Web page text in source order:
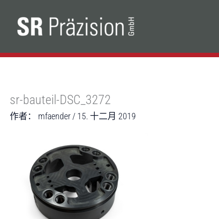
sr-bauteil-DSC_3272
作者： mfaender / 15. 十二月 2019